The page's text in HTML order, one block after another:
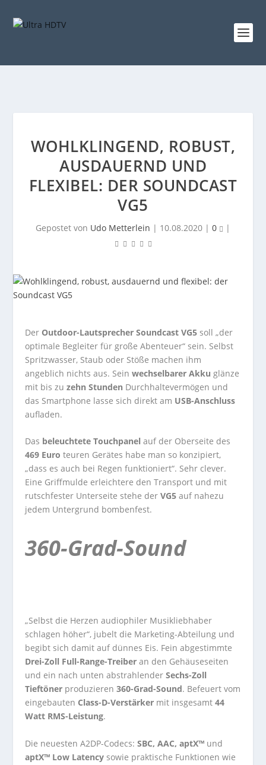
WOHLKLINGEND, ROBUST,
AUSDAUERND UND
FLEXIBEL: DER SOUNDCAST
VG5
Gepostet von Udo Metterlein | 10.08.2020 | 0 |
Der Outdoor-Lautsprecher Soundcast VG5 soll „der
optimale Begleiter für große Abenteuer“ sein. Selbst
Spritzwasser, Staub oder Stöße machen ihm
angeblich nichts aus. Seinwechselbarer Akku glänze
mit bis zuzehn Stunden Durchhaltevermögen und
das Smartphone lasse sich direkt am USB-Anschluss
aufladen.
Das beleuchtete Touchpanel auf der Oberseite des
469 Euro teuren Gerätes habe man so konzipiert,
„dass es auch bei Regen funktioniert“. Sehr clever.
Eine Griffmulde erleichtere den Transport und mit
rutschfester Unterseite stehe der VG5auf nahezu
jedem Untergrund bombenfest.
360-Grad-Sound
„Selbst die Herzen audiophiler Musikliebhaber
schlagen höher“, jubelt die Marketing-Abteilung und
begibt sich damit auf dünnes Eis. Fein abgestimmte
Drei-Zoll Full-Range-Treiberan den Gehäuseseiten
und ein nach unten abstrahlender Sechs-Zoll
Tieftöner produzieren 360-Grad-Sound. Befeuert vom
eingebauten Class-D-Verstärker mit insgesamt44
Watt RMS-Leistung.
Die neuesten A2DP-Codecs:SBC, AAC, aptX™ und
aptX™ Low Latency sowie praktische Funktionen wie